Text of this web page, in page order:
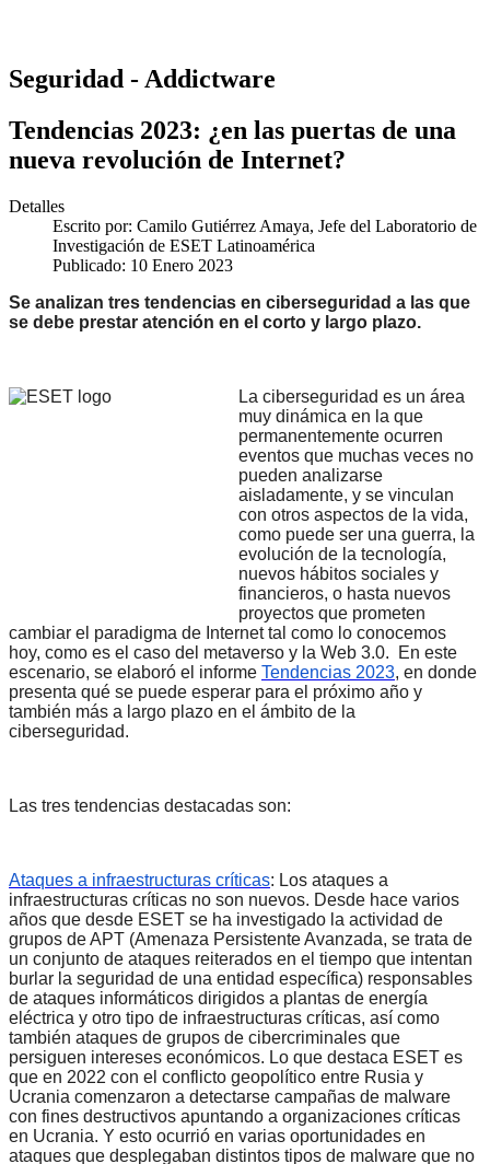
Seguridad - Addictware
Tendencias 2023: ¿en las puertas de una
nueva revolución de Internet?
Detalles
Escrito por: Camilo Gutiérrez Amaya, Jefe del Laboratorio de
Investigación de ESET Latinoamérica
Publicado: 10 Enero 2023
Se analizan tres tendencias en ciberseguridad a las que
se debe prestar atención en el corto y largo plazo.
La ciberseguridad es un área
muy dinámica en la que
permanentemente ocurren
eventos que muchas veces no
pueden analizarse
aisladamente, y se vinculan
con otros aspectos de la vida,
como puede ser una guerra, la
evolución de la tecnología,
nuevos hábitos sociales y
financieros, o hasta nuevos
proyectos que prometen
cambiar el paradigma de Internet tal como lo conocemos
hoy, como es el caso del metaverso y la Web 3.0. En este
escenario, se elaboró el informe Tendencias 2023, en donde
presenta qué se puede esperar para el próximo año y
también más a largo plazo en el ámbito de la
ciberseguridad.
Las tres tendencias destacadas son:
Ataques a infraestructuras críticas: Los ataques a
infraestructuras críticas no son nuevos. Desde hace varios
años que desde ESET se ha investigado la actividad de
grupos de APT (Amenaza Persistente Avanzada, se trata de
un conjunto de ataques reiterados en el tiempo que intentan
burlar la seguridad de una entidad específica) responsables
de ataques informáticos dirigidos a plantas de energía
eléctrica y otro tipo de infraestructuras críticas, así como
también ataques de grupos de cibercriminales que
persiguen intereses económicos. Lo que destaca ESET es
que en 2022 con el conflicto geopolítico entre Rusia y
Ucrania comenzaron a detectarse campañas de malware
con fines destructivos apuntando a organizaciones críticas
en Ucrania. Y esto ocurrió en varias oportunidades en
ataques que desplegaban distintos tipos de malware que no